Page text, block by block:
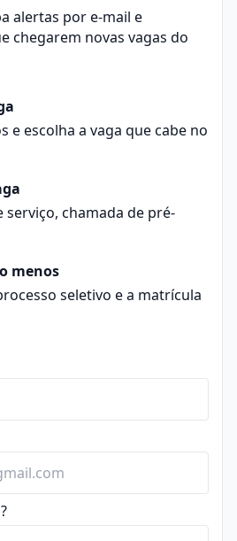
alertas por e-mail e
chegarem novas vagas do
e escolha a vaga que cabe no
serviço, chamada de pré-
menos
seletivo e a matrícula